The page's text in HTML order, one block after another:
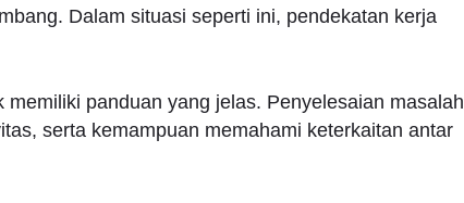
Dalam situasi seperti ini, pendekatan kerja
panduan yang jelas. Penyelesaian masalah
serta kemampuan memahami keterkaitan antar